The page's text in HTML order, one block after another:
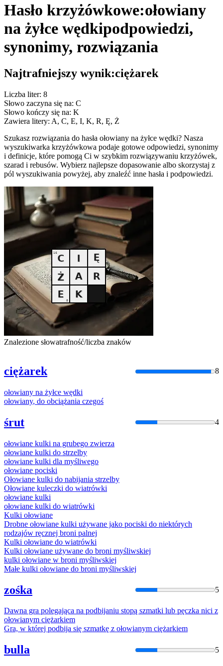
Hasło krzyżówkowe:ołowiany
na żyłce wędkipodpowiedzi,
synonimy, rozwiązania
Najtrafniejszy wynik:ciężarek
Liczba liter: 8
Słowo zaczyna się na: C
Słowo kończy się na: K
Zawiera litery: A, C, E, I, K, R, Ę, Ż
Szukasz rozwiązania do hasła ołowiany na żyłce wędki? Nasza
wyszukiwarka krzyżówkowa podaje gotowe odpowiedzi, synonimy
i definicje, które pomogą Ci w szybkim rozwiązywaniu krzyżówek,
szarad i rebusów. Wybierz najlepsze dopasowanie albo skorzystaj z
pól wyszukiwania powyżej, aby znaleźć inne hasła i podpowiedzi.
Znalezione słowatrafność/liczba znaków
ciężarek 8
ołowiany na żyłce wędki
ołowiany, do obciążania czegoś
śrut 4
ołowiane kulki na grubego zwierza
ołowiane kulki do strzelby
ołowiane kulki dla myśliwego
ołowiane pociski
Ołowiane kulki do nabijania strzelby
Ołowiane kuleczki do wiatrówki
ołowiane kulki
ołowiane kulki do wiatrówki
Kulki ołowiane
Drobne ołowiane kulki używane jako pociski do niektórych
rodzajów ręcznej broni palnej
Kulki ołowiane do wiatrówki
Kulki ołowiane używane do broni myśliwskiej
kulki ołowiane w broni myśliwskiej
Małe kulki ołowiane do broni myśliwskiej
zośka 5
Dawna gra polegająca na podbijaniu stopą szmatki lub pęczka nici z
ołowianym ciężarkiem
Gra, w której podbija się szmatkę z ołowianym ciężarkiem
bulla 5